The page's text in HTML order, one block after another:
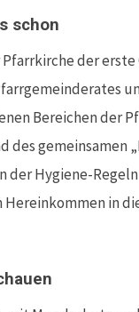
schon
Pfarrkirche der
Bereichen der
des
der Hygiene-
in